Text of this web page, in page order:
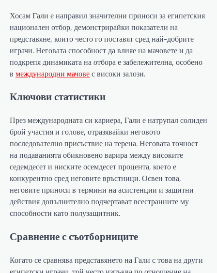
Хосам Гали е направил значителни приноси за египетския
национален отбор, демонстрирайки показатели на
представяне, които често го поставят сред най-добрите
играчи. Неговата способност да влияе на мачовете и да
подкрепя динамиката на отбора е забележителна, особено
в международни мачовес високи залози.
Ключови статистики
През международната си кариера, Гали е натрупал солиден
брой участия и голове, отразявайки неговото
последователно присъствие на терена. Неговата точност
на подаванията обикновено варира между високите
седемдесет и ниските осемдесет процента, което е
конкурентно сред неговите връстници. Освен това,
неговите приноси в термини на асистенции и защитни
действия допълнително подчертават всестранните му
способности като полузащитник.
Сравнение с съотборниците
Когато се сравнява представянето на Гали с това на други